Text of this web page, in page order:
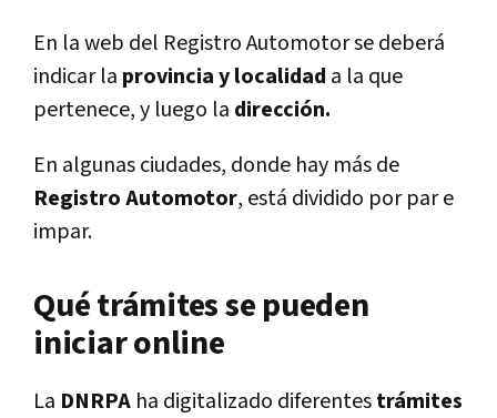
En la web del Registro Automotor se deberá
indicar la provincia y localidad a la que
pertenece, y luego la dirección.
En algunas ciudades, donde hay más de
Registro Automotor, está dividido por par e
impar.
Qué trámites se pueden
iniciar online
La DNRPA ha digitalizado diferentestrámites